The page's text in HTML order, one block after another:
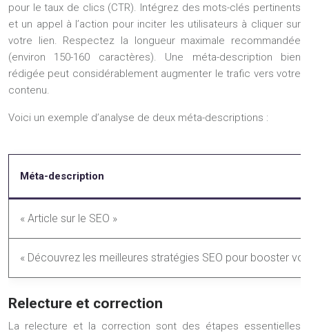
pour le taux de clics (CTR). Intégrez des mots-clés pertinents
et un appel à l’action pour inciter les utilisateurs à cliquer sur
votre lien. Respectez la longueur maximale recommandée
(environ 150-160 caractères). Une méta-description bien
rédigée peut considérablement augmenter le trafic vers votre
contenu.
Voici un exemple d’analyse de deux méta-descriptions :
Méta-description
« Article sur le SEO »
« Découvrez les meilleures stratégies SEO pour booster
Relecture et correction
La relecture et la correction sont des étapes essentielles